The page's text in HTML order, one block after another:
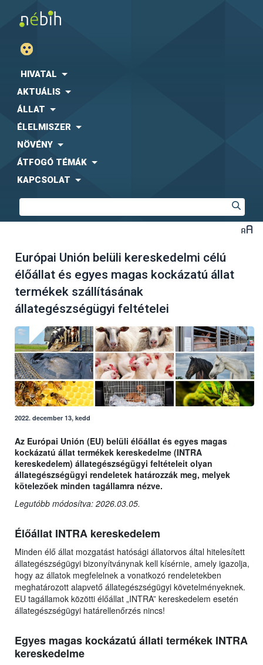
HIVATAL
AKTUÁLIS
ÁLLAT
ÉLELMISZER
NÖVÉNY
ÁTFOGÓ TÉMÁK
KAPCSOLAT
Európai Unión belüli kereskedelmi célú
élőállat és egyes magas kockázatú állat
termékek szállításának
állategészségügyi feltételei
2022. december 13, kedd
Az Európai Unión (EU) belüli élőállat és egyes magas
kockázatú állat termékek kereskedelme (INTRA
kereskedelem) állategészségügyi feltételeit olyan
állategészségügyi rendeletek határozzák meg, melyek
kötelezőek minden tagállamra nézve.
Legutóbb módosítva: 2026.03.05.
Élőállat INTRA kereskedelem
Minden élő állat mozgatást hatósági állatorvos által hitelesített
állategészségügyi bizonyítványnak kell kísérnie, amely igazolja,
hogy az állatok megfelelnek a vonatkozó rendeletekben
meghatározott alapvető állategészségügyi követelményeknek.
EU tagállamok közötti élőállat „INTRA” kereskedelem esetén
állategészségügyi határellenőrzés nincs!
Egyes magas kockázatú állati termékek INTRA
kereskedelme